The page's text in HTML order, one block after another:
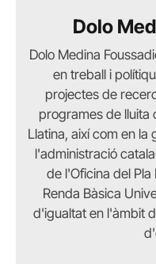
Dolo
Dolo Medina
en treball i
projectes de
programes de lluita
Llatina, així com en la
l'administració
de l'Oficina del
Renda Bàsica
d'igualtat en l'àmbit